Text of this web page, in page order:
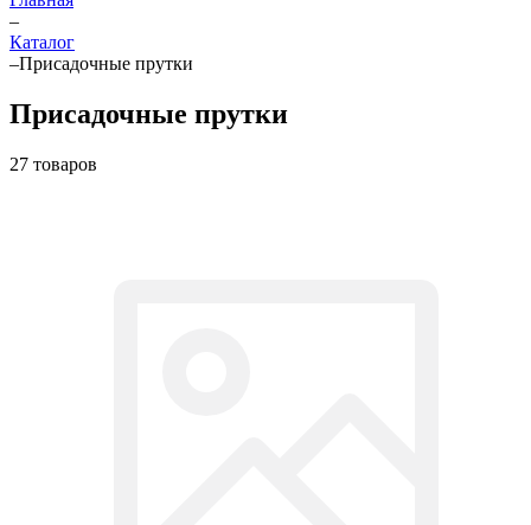
–
Каталог
–Присадочные прутки
Присадочные прутки
27 товаров